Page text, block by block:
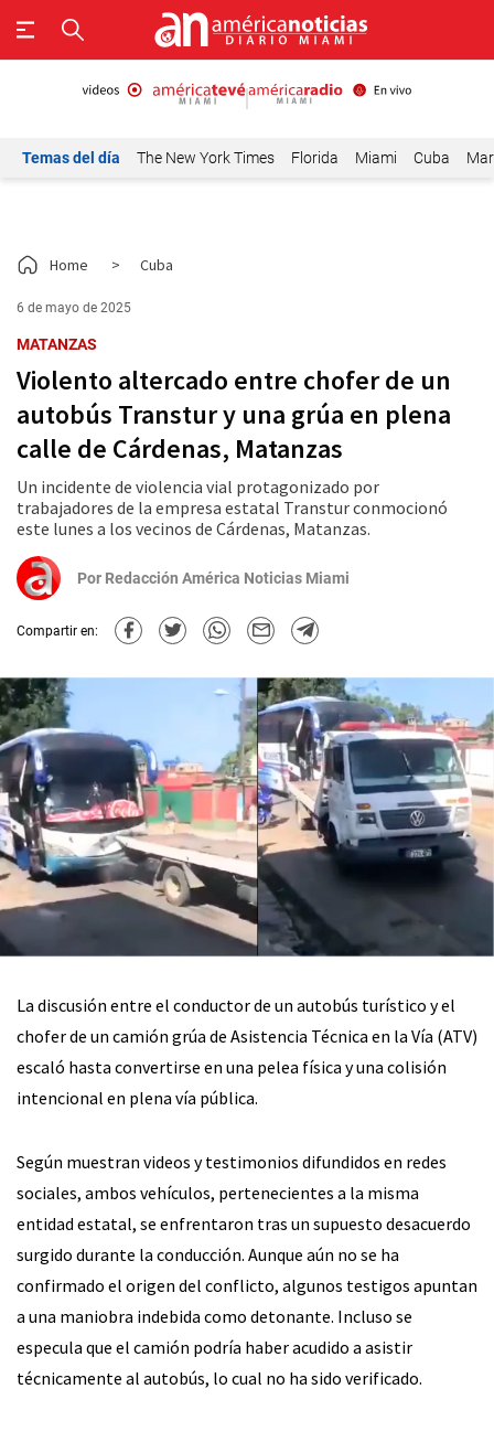
Temas del día The New York Times Florida Miami Cuba
Home > Cuba
6 de mayo de 2025
MATANZAS
Violento altercado entre chofer de un
autobús Transtur y una grúa en plena
calle de Cárdenas, Matanzas
Un incidente de violencia vial protagonizado por
trabajadores de la empresa estatal Transtur conmocionó
este lunes a los vecinos de Cárdenas, Matanzas.
Por Redacción América Noticias Miami
Compartir en:
La discusión entre el conductor de un autobús turístico y el
chofer de un camión grúa de Asistencia Técnica en la Vía (ATV)
escaló hasta convertirse en una pelea física y una colisión
intencional en plena vía pública.
Según muestran videos y testimonios difundidos en redes
sociales, ambos vehículos, pertenecientes a la misma
entidad estatal, se enfrentaron tras un supuesto desacuerdo
surgido durante la conducción. Aunque aún no se ha
confirmado el origen del conflicto, algunos testigos apuntan
a una maniobra indebida como detonante. Incluso se
especula que el camión podría haber acudido a asistir
técnicamente al autobús, lo cual no ha sido verificado.